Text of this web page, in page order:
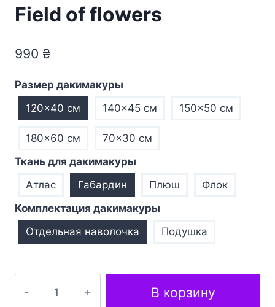
Field of flowers
990 ₴
Размер дакимакуры
120×40 см
140×45 см 150×50 см
180×60 см
70×30 см
Ткань для дакимакуры
Атлас
Габардин Плюш
Флок
Комплектация дакимакуры
Отдельная наволочка
Подушка
В корзину